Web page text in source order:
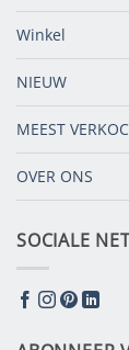
Winkel
NIEUW
MEEST
OVER ONS
SOCIALE